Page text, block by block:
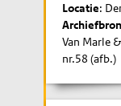
Locatie:
Archiefbron
Van Marle
nr.58 (afb.)